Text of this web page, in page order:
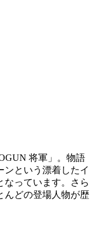
将軍」。物語
ンという漂着したイ
なっています。さら
んどの登場人物が歴